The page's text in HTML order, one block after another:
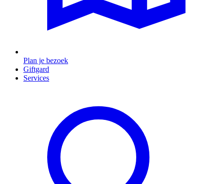
Plan je bezoek
Giftgard
Services